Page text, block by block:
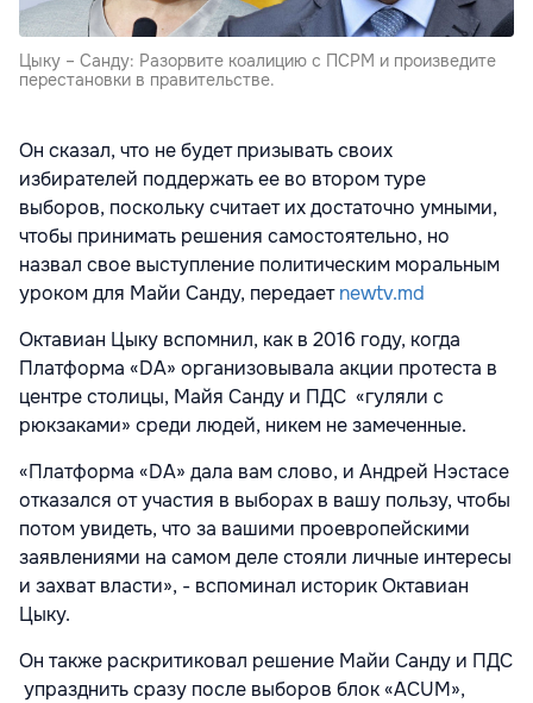
Цыку – Санду: Разорвите коалицию с ПСРМ и произведите
перестановки в правительстве.
Он сказал, что не будет призывать своих
избирателей поддержать ее во втором туре
выборов, поскольку считает их достаточно умными,
чтобы принимать решения самостоятельно, но
назвал свое выступление политическим моральным
уроком для Майи Санду, передаетnewtv.md
Октавиан Цыку вспомнил, как в 2016 году, когда
Платформа «DA» организовывала акции протеста в
центре столицы, Майя Санду и ПДС «гуляли с
рюкзаками» среди людей, никем не замеченные.
«Платформа «DA» дала вам слово, и Андрей Нэстасе
отказался от участия в выборах в вашу пользу, чтобы
потом увидеть, что за вашими проевропейскими
заявлениями на самом деле стояли личные интересы
и захват власти», - вспоминал историк Октавиан
Цыку.
Он также раскритиковал решение Майи Санду и ПДС
упразднить сразу после выборов блок «ACUM»,